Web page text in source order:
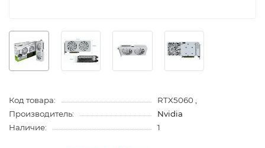
Код товара:
RTX5060 ,
Производитель:
Nvidia
Наличие:
1